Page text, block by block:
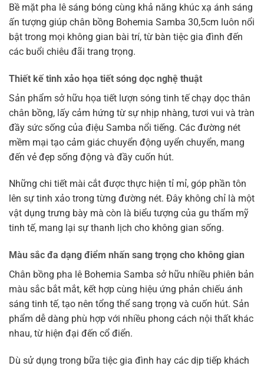
Bề mặt pha lê sáng bóng cùng khả năng khúc xạ ánh sáng
ấn tượng giúp chân bồng Bohemia Samba 30,5cm luôn nổi
bật trong mọi không gian bài trí, từ bàn tiệc gia đình đến
các buổi chiêu đãi trang trọng.
Thiết kế tinh xảo họa tiết sóng dọc nghệ thuật
Sản phẩm sở hữu họa tiết lượn sóng tinh tế chạy dọc thân
chân bồng, lấy cảm hứng từ sự nhịp nhàng, tươi vui và tràn
đầy sức sống của điệu Samba nổi tiếng. Các đường nét
mềm mại tạo cảm giác chuyển động uyển chuyển, mang
đến vẻ đẹp sống động và đầy cuốn hút.
Những chi tiết mài cắt được thực hiện tỉ mỉ, góp phần tôn
lên sự tinh xảo trong từng đường nét. Đây không chỉ là một
vật dụng trưng bày mà còn là biểu tượng của gu thẩm mỹ
tinh tế, mang lại sự thanh lịch cho không gian sống.
Màu sắc đa dạng điểm nhấn sang trọng cho không gian
Chân bồng pha lê Bohemia Samba sở hữu nhiều phiên bản
màu sắc bắt mắt, kết hợp cùng hiệu ứng phản chiếu ánh
sáng tinh tế, tạo nên tổng thể sang trọng và cuốn hút. Sản
phẩm dễ dàng phù hợp với nhiều phong cách nội thất khác
nhau, từ hiện đại đến cổ điển.
Dù sử dụng trong bữa tiệc gia đình hay các dịp tiếp khách